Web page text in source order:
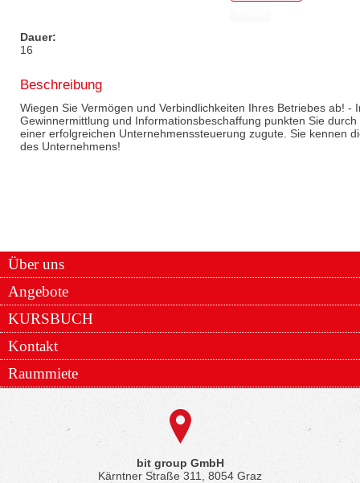
Dauer:
16
Beschreibung
Wiegen Sie Vermögen und Verbindlichkeiten Ihres Betriebes ab! -
Gewinnermittlung und Informationsbeschaffung punkten Sie
einer erfolgreichen Unternehmenssteuerung zugute. Sie kennen
des Unternehmens!
Über uns
Angebote
KURSBUCH
Kontakt
Raummiete
bit group GmbH
Kärntner Straße 311, 8054 Graz